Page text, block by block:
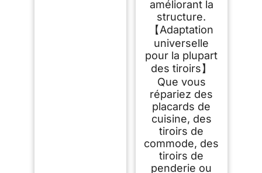
améliorant la
structure.
【Adaptation
universelle
pour la plupart
des tiroirs】
Que vous
répariez des
placards de
cuisine, des
tiroirs de
commode, des
tiroirs de
penderie ou